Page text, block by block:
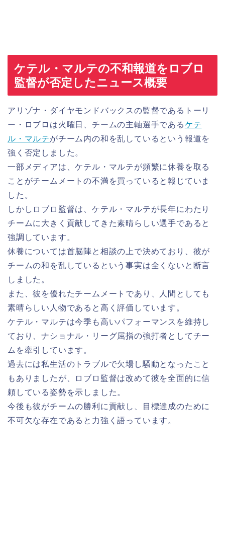
ケテル・マルテの不和報道をロブロ
監督が否定したニュース概要
アリゾナ・ダイヤモンドバックスの監督であるトーリ
ー・ロブロは火曜日、チームの主軸選手であるケテ
ル・マルテがチーム内の和を乱しているという報道を
強く否定しました。
一部メディアは、ケテル・マルテが頻繁に休養を取る
ことがチームメートの不満を買っていると報じていま
した。
しかしロブロ監督は、ケテル・マルテが長年にわたり
チームに大きく貢献してきた素晴らしい選手であると
強調しています。
休養については首脳陣と相談の上で決めており、彼が
チームの和を乱しているという事実は全くないと断言
しました。
また、彼を優れたチームメートであり、人間としても
素晴らしい人物であると高く評価しています。
ケテル・マルテは今季も高いパフォーマンスを維持し
ており、ナショナル・リーグ屈指の強打者としてチー
ムを牽引しています。
過去には私生活のトラブルで欠場し騒動となったこと
もありましたが、ロブロ監督は改めて彼を全面的に信
頼している姿勢を示しました。
今後も彼がチームの勝利に貢献し、目標達成のために
不可欠な存在であると力強く語っています。